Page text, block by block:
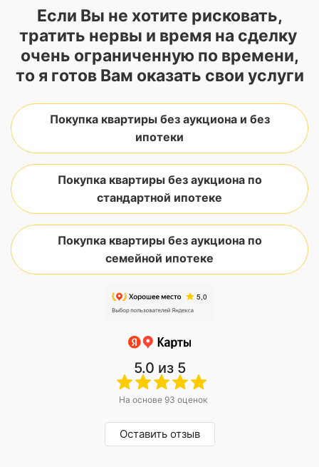
Если Вы не хотите рисковать,
тратить нервы и время на сделку
очень ограниченную по времени,
то я готов Вам оказать свои услуги
Покупка квартиры без аукциона и без
ипотеки
Покупка квартиры без аукциона по
стандартной ипотеке
Покупка квартиры без аукциона по
семейной ипотеке
5.0 из 5
На основе 93 оценок
Оставить отзыв